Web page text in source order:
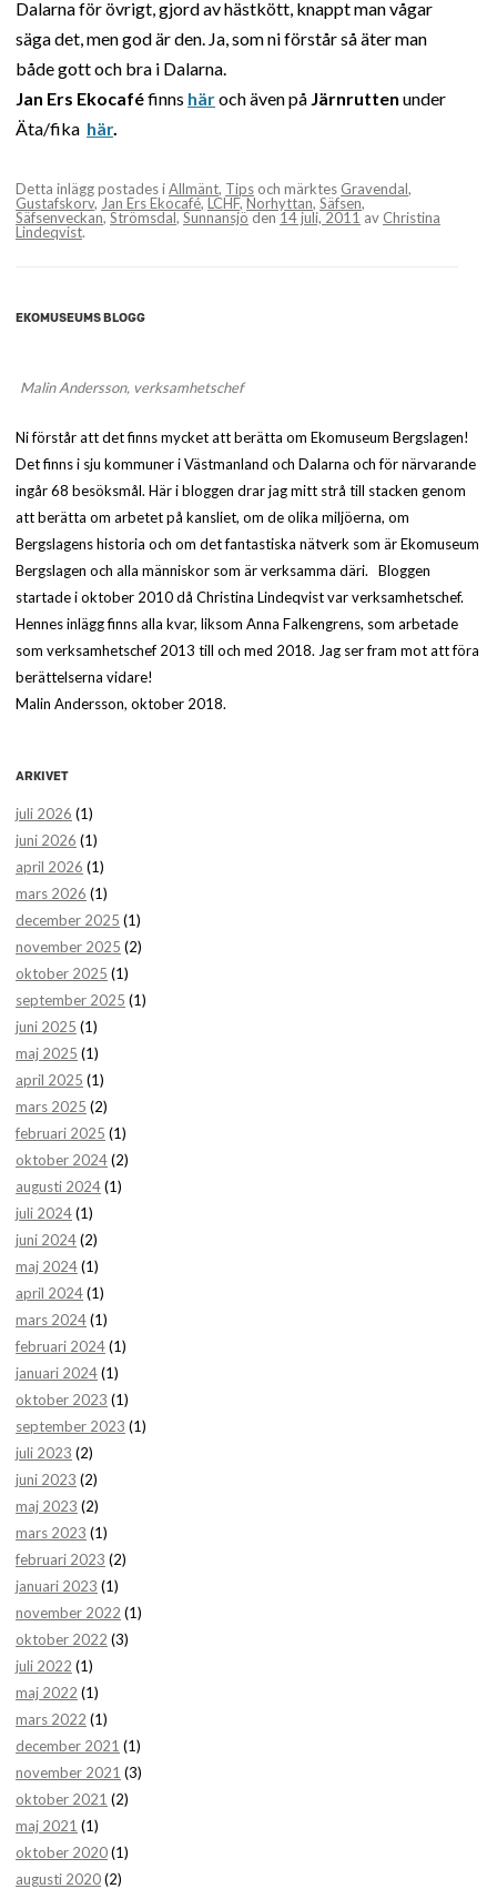
Dalarna för övrigt, gjord av hästkött, knappt man vågar
säga det, men god är den. Ja, som ni förstår så äter man
både gott och bra i Dalarna.
Jan Ers Ekocaféfinns häroch även på Järnrutten under
Äta/fika här.
Detta inlägg postades iAllmänt, Tips och märktes Gravendal,
Gustafskorv, Jan Ers Ekocafé, LCHF, Norhyttan, Säfsen,
Säfsenveckan, Strömsdal, Sunnansjö den 14 juli, 2011 av Christina
Lindeqvist.
EKOMUSEUMS BLOGG
Malin Andersson, verksamhetschef
Ni förstår att det finns mycket att berätta om Ekomuseum Bergslagen!
Det finns i sju kommuner i Västmanland och Dalarna och för närvarande
ingår 68 besöksmål. Här i bloggen drar jag mitt strå till stacken genom
att berätta om arbetet på kansliet, om de olika miljöerna, om
Bergslagens historia och om det fantastiska nätverk som är Ekomuseum
Bergslagen och alla människor som är verksamma däri. Bloggen
startade i oktober 2010 då Christina Lindeqvist var verksamhetschef.
Hennes inlägg finns alla kvar, liksom Anna Falkengrens, som arbetade
som verksamhetschef 2013 till och med 2018. Jag ser fram mot att föra
berättelserna vidare!
Malin Andersson, oktober 2018.
ARKIVET
juli 2026 (1)
juni 2026 (1)
april 2026 (1)
mars 2026 (1)
december 2025 (1)
november 2025 (2)
oktober 2025 (1)
september 2025 (1)
juni 2025 (1)
maj 2025 (1)
april 2025 (1)
mars 2025 (2)
februari 2025 (1)
oktober 2024(2)
augusti 2024(1)
juli 2024(1)
juni 2024(2)
maj 2024(1)
april 2024(1)
mars 2024(1)
februari 2024(1)
januari 2024(1)
oktober 2023 (1)
september 2023 (1)
juli 2023 (2)
juni 2023 (2)
maj 2023 (2)
mars 2023 (1)
februari 2023 (2)
januari 2023 (1)
november 2022 (1)
oktober 2022 (3)
juli 2022 (1)
maj 2022 (1)
mars 2022 (1)
december 2021 (1)
november 2021 (3)
oktober 2021 (2)
maj 2021 (1)
oktober 2020(1)
augusti 2020(2)